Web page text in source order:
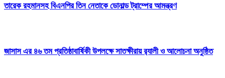
তারেক রহমানসহ বিএনপির তিন নেতাকে ডোনাল্ড ট্রাম্পের আমন্ত্রণ
জাসাস এর ৪৬ তম প্রতিষ্ঠাবার্ষিকী উপলক্ষে সাতক্ষীরায় র‍্যালী ও আলোচনা অনুষ্ঠিত